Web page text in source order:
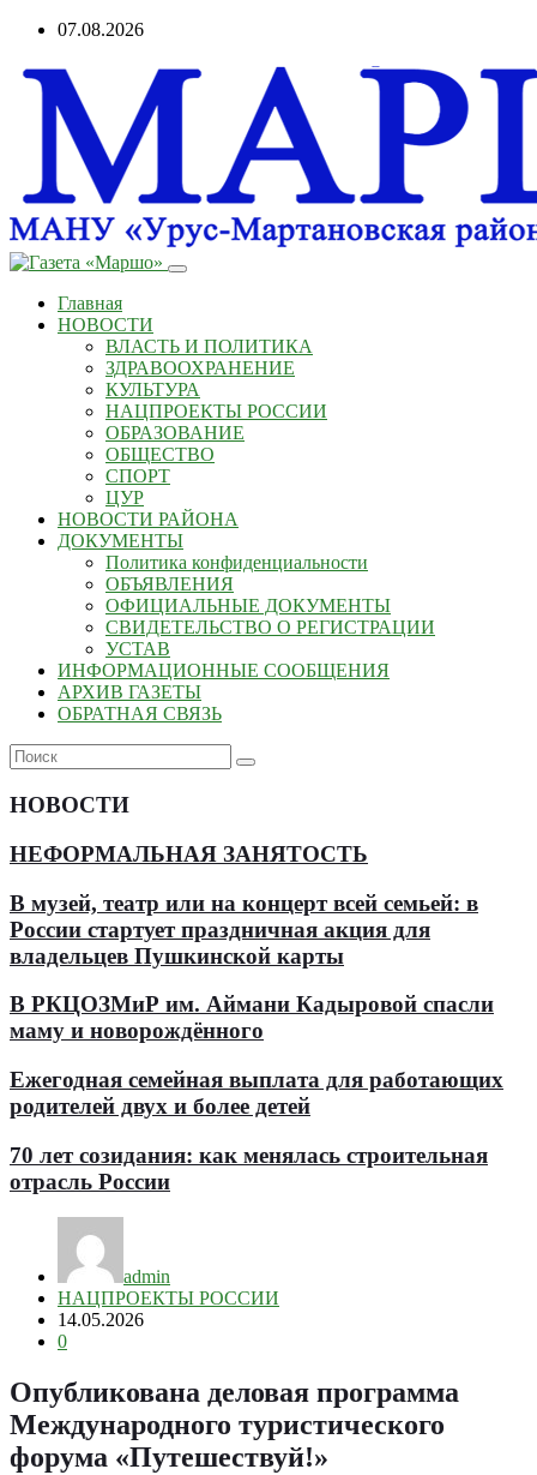
Перейти
содержанию
07.08.2026
Главная
НОВОСТИ
ВЛАСТЬ И ПОЛИТИКА
ЗДРАВООХРАНЕНИЕ
КУЛЬТУРА
НАЦПРОЕКТЫ РОССИИ
ОБРАЗОВАНИЕ
ОБЩЕСТВО
СПОРТ
ЦУР
НОВОСТИ РАЙОНА
ДОКУМЕНТЫ
Политика конфиденциальности
ОБЪЯВЛЕНИЯ
ОФИЦИАЛЬНЫЕ ДОКУМЕНТЫ
СВИДЕТЕЛЬСТВО О РЕГИСТРАЦИИ
УСТАВ
ИНФОРМАЦИОННЫЕ СООБЩЕНИЯ
АРХИВ ГАЗЕТЫ
ОБРАТНАЯ СВЯЗЬ
НОВОСТИ
НЕФОРМАЛЬНАЯ ЗАНЯТОСТЬ
В музей, театр или на концерт всей семьей: в
России стартует праздничная акция для
владельцев Пушкинской карты
В РКЦОЗМиР им. Аймани Кадыровой спасли
маму и новорождённого
Ежегодная семейная выплата для работающих
родителей двух и более детей
70 лет созидания: как менялась строительная
отрасль России
admin
НАЦПРОЕКТЫ РОССИИ
14.05.2026
0
Опубликована деловая программа
Международного туристического
форума «Путешествуй!»